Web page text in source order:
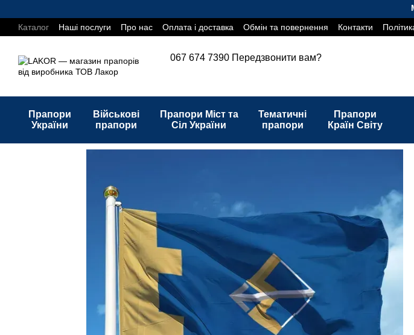
Ми
Каталог
Наші послуги Про нас Оплата і доставка Обмін та повернення Контакти
067 674 7390 Передзвонити вам?
Прапори
України
Військові
прапори
Прапори Міст та
Сіл України
Тематичні
прапори
Прапори
Країн Світу